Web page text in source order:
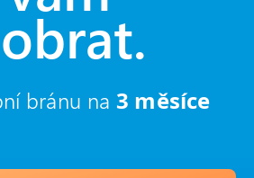
bránu na3 měsíce